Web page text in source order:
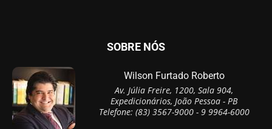
SOBRE NÓS
Wilson Furtado Roberto
Av. Júlia Freire, 1200, Sala 904,
Expedicionários, João Pessoa - PB
Telefone: (83) 3567-9000 - 9 9964-6000